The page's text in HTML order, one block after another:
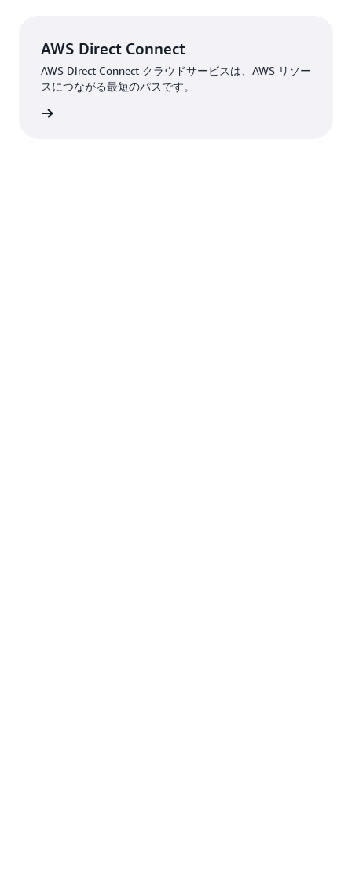
AWS Direct Connect
AWS Direct Connect クラウドサービスは、AWS リソー
スにつながる最短のパスです。